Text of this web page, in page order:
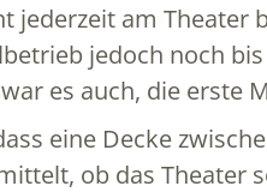
jederzeit am
jedoch noch
es auch, die erste
eine Decke
ob das Theater